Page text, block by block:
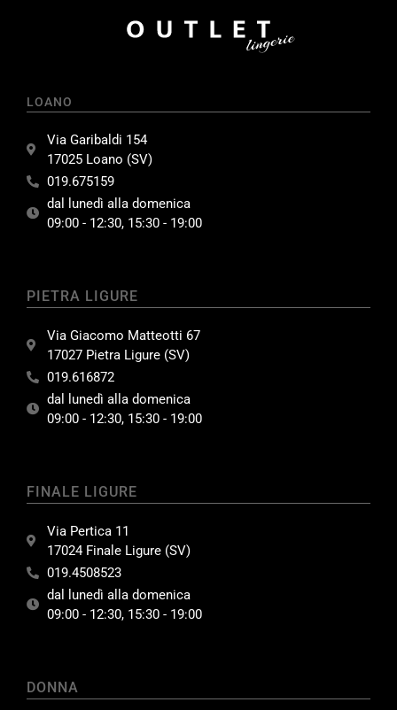
LOANO
Via Garibaldi 154
17025 Loano (SV)
019.675159
dal lunedì alla domenica
09:00 - 12:30, 15:30 - 19:00
PIETRA LIGURE
Via Giacomo Matteotti 67
17027 Pietra Ligure (SV)
019.616872
dal lunedì alla domenica
09:00 - 12:30, 15:30 - 19:00
FINALE LIGURE
Via Pertica 11
17024 Finale Ligure (SV)
019.4508523
dal lunedì alla domenica
09:00 - 12:30, 15:30 - 19:00
DONNA